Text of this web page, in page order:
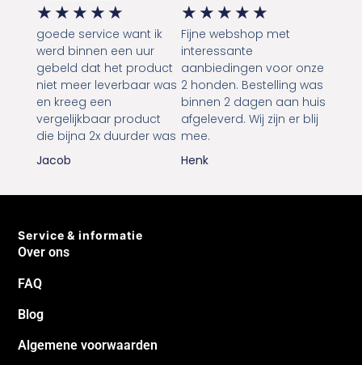
★ ★ ★ ★ ★
goede service want ik
werd binnen een uur
gebeld dat het product
niet meer leverbaar was
en kreeg een
vergelijkbaar product
die bijna 2x duurder was
Jacob
★ ★ ★ ★ ★
Fijne webshop met
interessante
aanbiedingen voor onze
2 honden. Bestelling was
binnen 2 dagen aan huis
afgeleverd. Wij zijn er blij
mee.
Henk
Service & informatie
Over ons
FAQ
Blog
Algemene voorwaarden